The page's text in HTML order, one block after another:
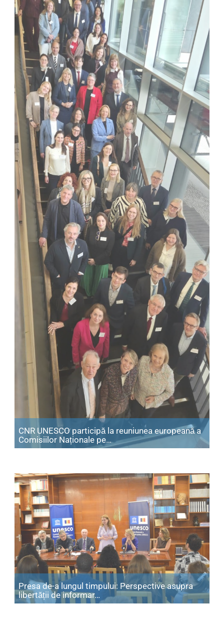
CNR UNESCO participă la reuniunea europeană a
Comisiilor Naționale pe… Articol: CNR UNESCO
Presa de-a lungul timpului: Perspective asupra
libertății de informar… Articol: Presa de-a lungul